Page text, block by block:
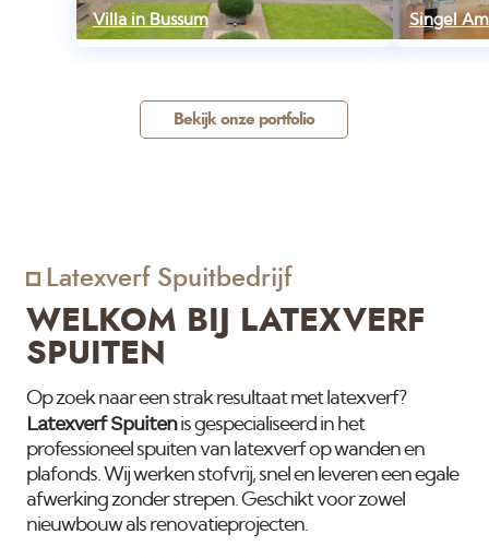
Villa in Bussum Singel
Bekijk onze portfolio
Latexverf Spuitbedrijf
WELKOM BIJ LATEXVERF
SPUITEN
Op zoek naar een strak resultaat met latexverf?
Latexverf Spuitenis gespecialiseerd in het
professioneel spuiten van latexverf op wanden en
plafonds. Wij werken stofvrij, snel en leveren een egale
afwerking zonder strepen. Geschikt voor zowel
nieuwbouw als renovatieprojecten.